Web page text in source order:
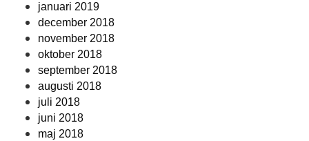
januari 2019
december 2018
november 2018
oktober 2018
september 2018
augusti 2018
juli 2018
juni 2018
maj 2018